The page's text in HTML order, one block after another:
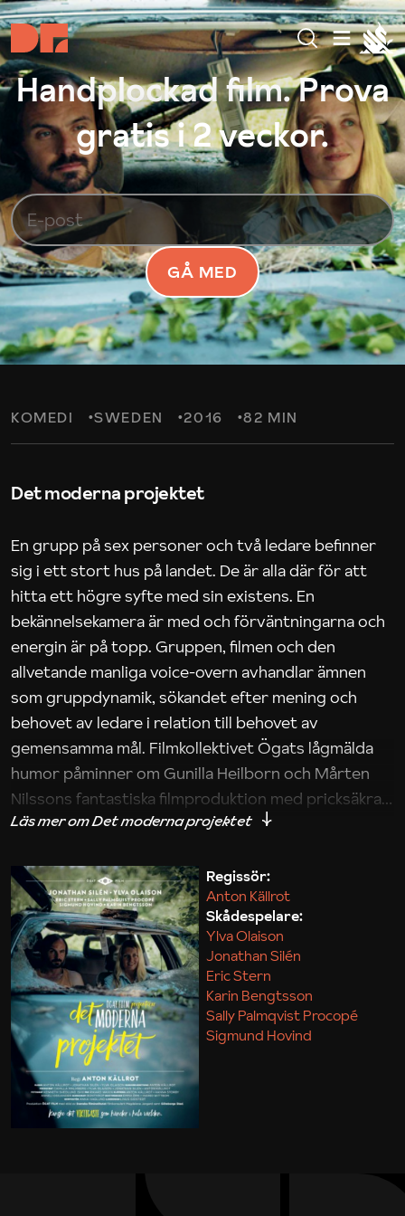
Handplockad film. Prova
gratis i 2 veckor.
GÅ MED
KOMEDI SWEDEN 2016 82 MIN
Det moderna projektet
En grupp på sex personer och två ledare befinner
sig i ett stort hus på landet. De är alla där för att
hitta ett högre syfte med sin existens. En
bekännelsekamera är med och förväntningarna och
energin är på topp. Gruppen, filmen och den
allvetande manliga voice-overn avhandlar ämnen
som gruppdynamik, sökandet efter mening och
behovet av ledare i relation till behovet av
gemensamma mål. Filmkollektivet Ögats lågmälda
humor påminner om Gunilla Heilborn och Mårten
Nilssons fantastiska filmproduktion med pricksäkra
iakttagelser om hur svårt det kan vara att omsätta
Maja Kekonius
Regissör:
Anton Källrot
Skådespelare:
Ylva Olaison
Jonathan Silén
Eric Stern
Karin Bengtsson
Sally Palmqvist Procopé
Sigmund Hovind